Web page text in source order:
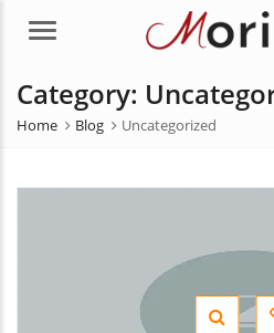
Menu
Category:
Home Blog Uncategorized